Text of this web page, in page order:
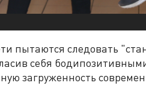
пытаются следовать
себя
загруженность